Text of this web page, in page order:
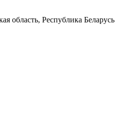
область, Республика Беларусь